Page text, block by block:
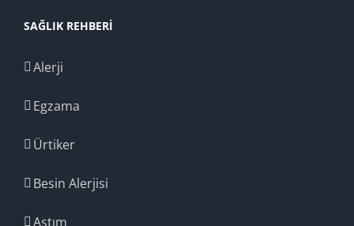
SAĞLIK REHBERI
Alerji
Egzama
Ürtiker
Besin Alerjisi
Astım